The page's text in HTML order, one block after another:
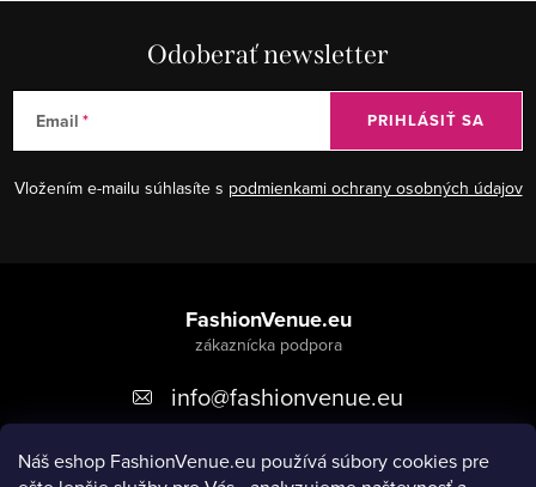
Náš eshop FashionVenue.eu používá súbory cookies pre
Odoberať newsletter
Email
Vložením e-mailu súhlasíte s podmienkami ochrany osobných údajov
PRIHLÁSIŤ SA
t
FashionVenue.eu
info@fashionvenue.eu